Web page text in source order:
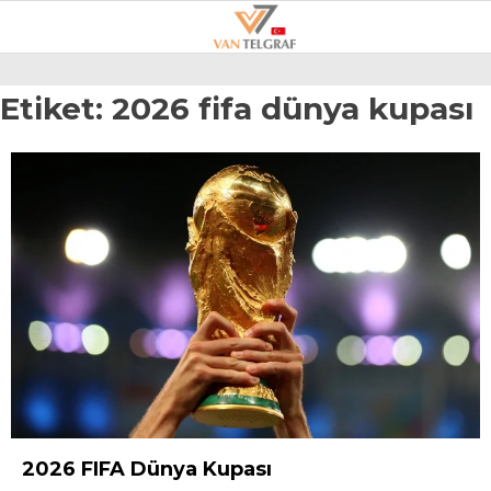
22.4°
BÖLGE
3.SAYFA
GÜNDEM
SPOR
EKONOMI
MAGAZIN
Etiket: 2026 fifa dünya kupası
2026 FIFA Dünya Kupası